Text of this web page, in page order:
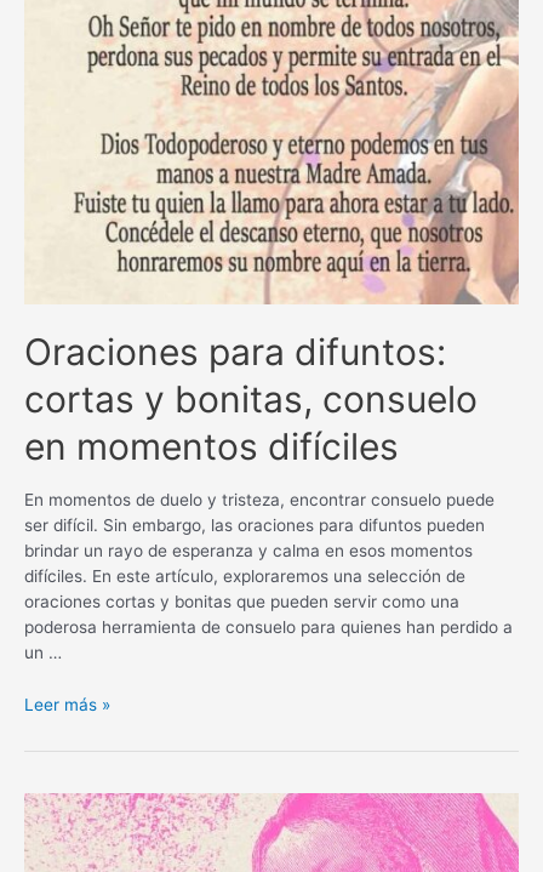
Oraciones para difuntos:
cortas y bonitas, consuelo
en momentos difíciles
En momentos de duelo y tristeza, encontrar consuelo puede
ser difícil. Sin embargo, las oraciones para difuntos pueden
brindar un rayo de esperanza y calma en esos momentos
difíciles. En este artículo, exploraremos una selección de
oraciones cortas y bonitas que pueden servir como una
poderosa herramienta de consuelo para quienes han perdido a
un …
Oraciones
difuntos:
y
bonitas,
consuelo
Leer más »